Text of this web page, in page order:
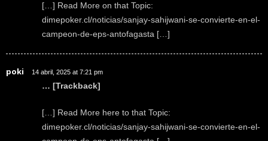
[…] Read More on that Topic:
dimepoker.cl/noticias/sanjay-sahijwani-se-convierte-en-el-
campeon-de-eps-antofagasta […]
poki 14 abril, 2025 at 7:21 pm
… [Trackback]
[…] Read More here to that Topic:
dimepoker.cl/noticias/sanjay-sahijwani-se-convierte-en-el-